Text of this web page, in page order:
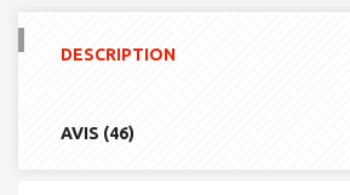
DESCRIPTION
AVIS (46)